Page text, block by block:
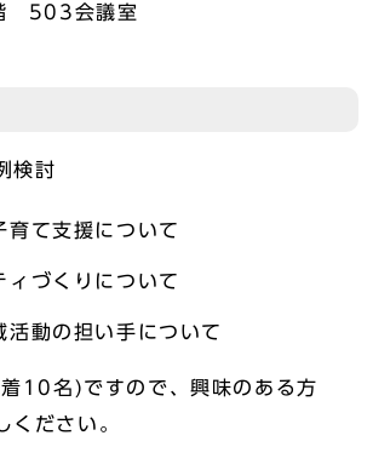
503会議室
検討
育て支援について
ィづくりについて
活動の担い手について
10名)ですので、興味のある方
ください。